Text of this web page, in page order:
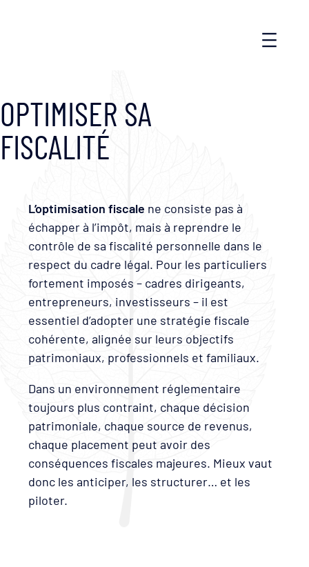
OPTIMISER SA
FISCALITÉ
L’optimisation fiscale ne consiste pas à
échapper à l’impôt, mais à reprendre le
contrôle de sa fiscalité personnelle dans le
respect du cadre légal. Pour les particuliers
fortement imposés – cadres dirigeants,
entrepreneurs, investisseurs – il est
essentiel d’adopter une stratégie fiscale
cohérente, alignée sur leurs objectifs
patrimoniaux, professionnels et familiaux.
Dans un environnement réglementaire
toujours plus contraint, chaque décision
patrimoniale, chaque source de revenus,
chaque placement peut avoir des
conséquences fiscales majeures. Mieux vaut
donc les anticiper, les structurer… et les
piloter.